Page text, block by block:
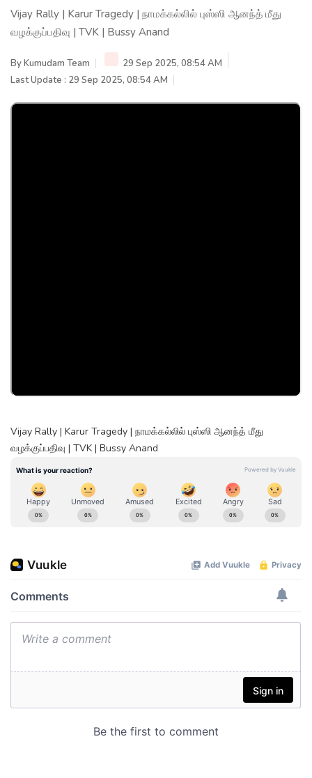
Vijay Rally | Karur Tragedy | நாமக்கல்லில் புஸ்ஸி ஆனந்த் மீது
வழக்குப்பதிவு | TVK | Bussy Anand
ByKumudam Team
29 Sep 2025, 08:54 AM
Last Update : 29 Sep 2025, 08:54 AM
Vijay Rally | Karur Tragedy | நாமக்கல்லில் புஸ்ஸி ஆனந்த் மீது
வழக்குப்பதிவு | TVK | Bussy Anand